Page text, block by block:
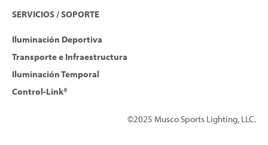
SERVICIOS / SOPORTE
Iluminación Deportiva
Transporte e Infraestructura
Iluminación Temporal
Control-Link®
©2025 Musco Sports Lighting, LLC.